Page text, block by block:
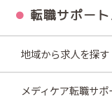
転職サポー
地域から求人を探す
メディケア転職サポ